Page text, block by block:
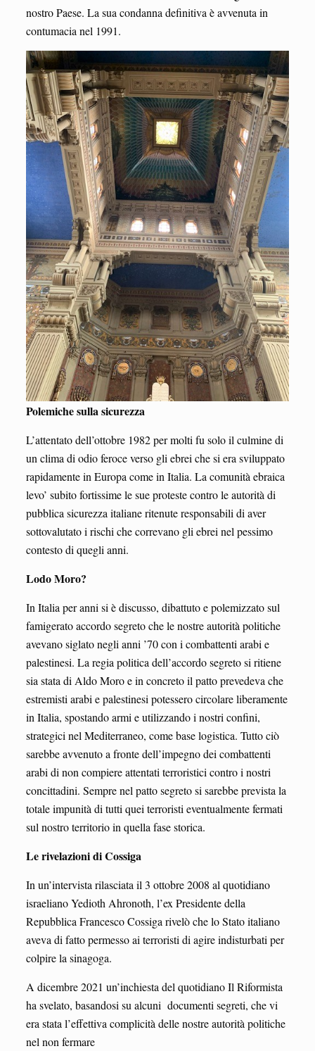
nostro Paese. La sua condanna definitiva è avvenuta in
contumacia nel 1991.
Polemiche sulla sicurezza
L’attentato dell’ottobre 1982 per molti fu solo il culmine di
un clima di odio feroce verso gli ebrei che si era sviluppato
rapidamente in Europa come in Italia. La comunità ebraica
levo’ subito fortissime le sue proteste contro le autorità di
pubblica sicurezza italiane ritenute responsabili di aver
sottovalutato i rischi che correvano gli ebrei nel pessimo
contesto di quegli anni.
Lodo Moro?
In Italia per anni si è discusso, dibattuto e polemizzato sul
famigerato accordo segreto che le nostre autorità politiche
avevano siglato negli anni ’70 con i combattenti arabi e
palestinesi. La regia politica dell’accordo segreto si ritiene
sia stata di Aldo Moro e in concreto il patto prevedeva che
estremisti arabi e palestinesi potessero circolare liberamente
in Italia, spostando armi e utilizzando i nostri confini,
strategici nel Mediterraneo, come base logistica. Tutto ciò
sarebbe avvenuto a fronte dell’impegno dei combattenti
arabi di non compiere attentati terroristici contro i nostri
concittadini. Sempre nel patto segreto si sarebbe prevista la
totale impunità di tutti quei terroristi eventualmente fermati
sul nostro territorio in quella fase storica.
Le rivelazioni di Cossiga
In un’intervista rilasciata il 3 ottobre 2008 al quotidiano
israeliano Yedioth Ahronoth, l’ex Presidente della
Repubblica Francesco Cossiga rivelò che lo Stato italiano
aveva di fatto permesso ai terroristi di agire indisturbati per
colpire la sinagoga.
A dicembre 2021 un’inchiesta del quotidiano Il Riformista
ha svelato, basandosi su alcuni documenti segreti, che vi
era stata l’effettiva complicità delle nostre autorità politiche
nel non fermare